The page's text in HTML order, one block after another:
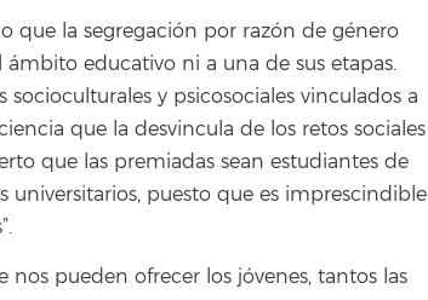
que la segregación por razón de género
educativo ni a una de sus etapas.
y psicosociales vinculados a
que la desvincula de los retos sociales
que las premiadas sean estudiantes de
puesto que es imprescindible
pueden ofrecer los jóvenes, tantos las